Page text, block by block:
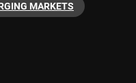
MARKETS